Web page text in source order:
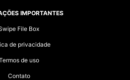
IMPORTANTES
File Box
de privacidade
de uso
Contato